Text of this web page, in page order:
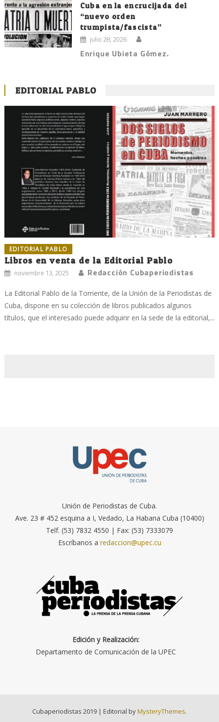
Cuba en la encrucijada del
“nuevo orden
trumpista/fascista”
julio 28, 2026
Enrique Ubieta Gómez.
EDITORIAL PABLO
EDITORIAL PABLO
Libros en venta de la Editorial Pablo
noviembre 13, 2025 Redacción Cubaperiodistas
La Editorial Pablo de la Torriente, de la Unión de la Periodistas de
Cuba, dispone en su colección de libros publicados algunos
títulos, que el interesado puede adquirir en la sede de la editorial,...
Unión de Periodistas de Cuba.
Ave. 23 # 452 esquina a I, Vedado, La Habana Cuba (10400)
Telf. (53) 7832 4550 | Fax: (53) 7333079
Escríbanos a redaccion@upec.cu
Edición y Realización:
Departamento de Comunicación de la UPEC
Cubaperiodistas 2019 | Editorial byMysteryThemes.